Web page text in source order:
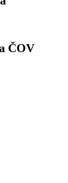
ČOV